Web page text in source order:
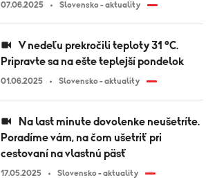
07.06.2025 Slovensko - aktuality
Pripravte sa na ešte teplejší pondelok
01.06.2025 Slovensko - aktuality
Poradíme vám, na čom ušetriť pri
cestovaní na vlastnú päsť
17.05.2025 Slovensko - aktuality